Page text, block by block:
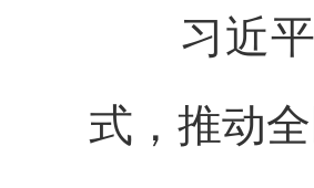
习近平
式，推动